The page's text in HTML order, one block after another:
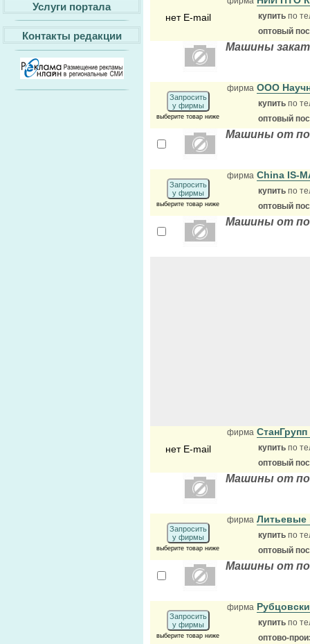
Услуги портала
Контакты редакции
нет E-mail купить по
оптовый
Машины
Запросить
у фирмы
выберите товар ниже
фирма ООО
купить по
оптовый
Машины от
Запросить
у фирмы
выберите товар ниже
фирма China IS-
купить по
оптовый
Машины от
нет E-mail
фирма
купить по
оптовый
Машины от
Запросить
у фирмы
выберите товар ниже
фирма
купить по
оптовый
Машины от
Запросить
у фирмы
выберите товар ниже
фирма
купить по
оптово-